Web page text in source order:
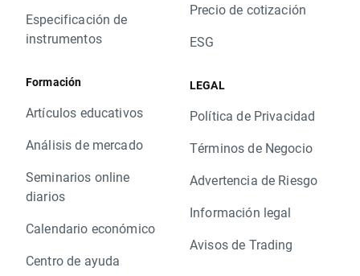
Especificación de
instrumentos
Formación
Artículos educativos
Análisis de mercado
Seminarios online
diarios
Calendario económico
Centro de ayuda
Precio de cotización
ESG
LEGAL
Política de Privacidad
Términos de Negocio
Advertencia de Riesgo
Información legal
Avisos de Trading